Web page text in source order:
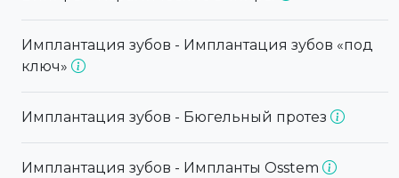
Имплантация зубов - Имплантация зубов «под
ключ»
Имплантация зубов - Бюгельный протез
Имплантация зубов - Импланты Osstem